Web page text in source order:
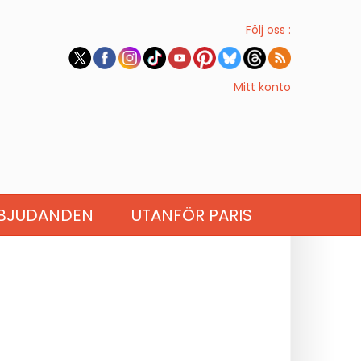
Följ oss :
Mitt konto
UTANFÖR PARIS